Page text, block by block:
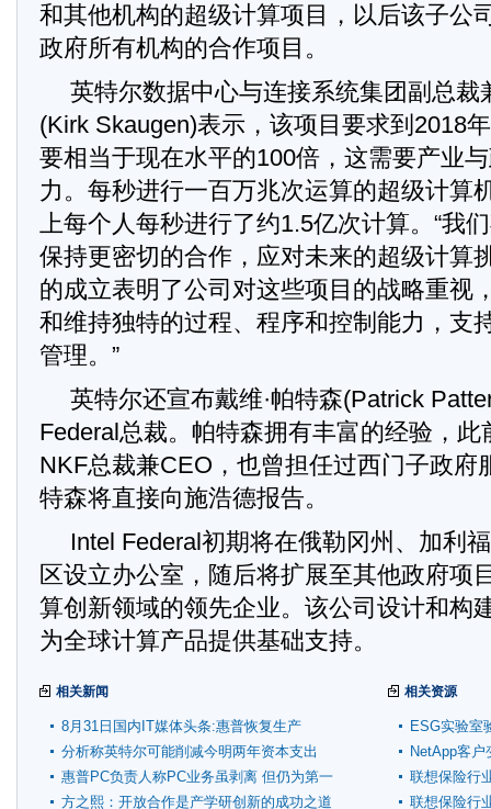
和其他机构的超级计算项目，以后该子公
政府所有机构的合作项目。
英特尔数据中心与连接系统集团副总裁
(Kirk Skaugen)表示，该项目要求到2018
要相当于现在水平的100倍，这需要产业
力。每秒进行一百万兆次运算的超级计算
上每个人每秒进行了约1.5亿次计算。“我
保持更密切的合作，应对未来的超级计算
的成立表明了公司对这些项目的战略重视
和维持独特的过程、程序和控制能力，支
管理。”
英特尔还宣布戴维·帕特森(Patrick
Federal总裁。帕特森拥有丰富的经验，此
NKF总裁兼CEO，也曾担任过西门子政府
特森将直接向施浩德报告。
Intel Federal初期将在俄勒冈州、加利
区设立办公室，随后将扩展至其他政府项
算创新领域的领先企业。该公司设计和构
为全球计算产品提供基础支持。
相关新闻
8月31日国内IT媒体头条:惠普恢复生产
TouchPad平板
分析称英特尔可能削减今明两年资本支出
惠普PC负责人称PC业务虽剥离 但仍为第一
方之熙：开放合作是产学研创新的成功之道
相关资源
ESG实验室
NetApp客
联想保险行
联想保险行